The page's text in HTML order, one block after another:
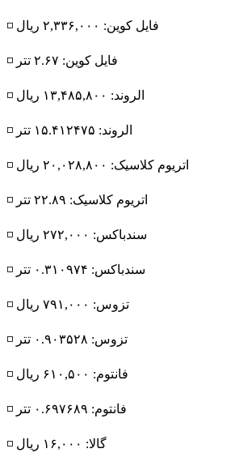
◽️ فایل کوین: ۲,۳۳۶,۰۰۰ ریال
◽️ فایل کوین: ۲.۶۷ تتر
◽️ الروند: ۱۳,۴۸۵,۸۰۰ ریال
◽️ الروند: ۱۵.۴۱۲۴۷۵ تتر
◽️ اتریوم کلاسیک: ۲۰,۰۲۸,۸۰۰ ریال
◽️ اتریوم کلاسیک: ۲۲.۸۹ تتر
◽️ سندباکس: ۲۷۲,۰۰۰ ریال
◽️ سندباکس: ۰.۳۱۰۹۷۴ تتر
◽️ تزوس: ۷۹۱,۰۰۰ ریال
◽️ تزوس: ۰.۹۰۳۵۲۸ تتر
◽️ فانتوم: ۶۱۰,۵۰۰ ریال
◽️ فانتوم: ۰.۶۹۷۶۸۹ تتر
◽️ گالا: ۱۶,۰۰۰ ریال